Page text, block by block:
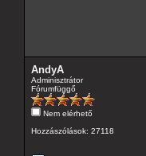
AndyA
Adminisztrátor
Fórumfüggő
Nem elérhető
Hozzászólások: 27118